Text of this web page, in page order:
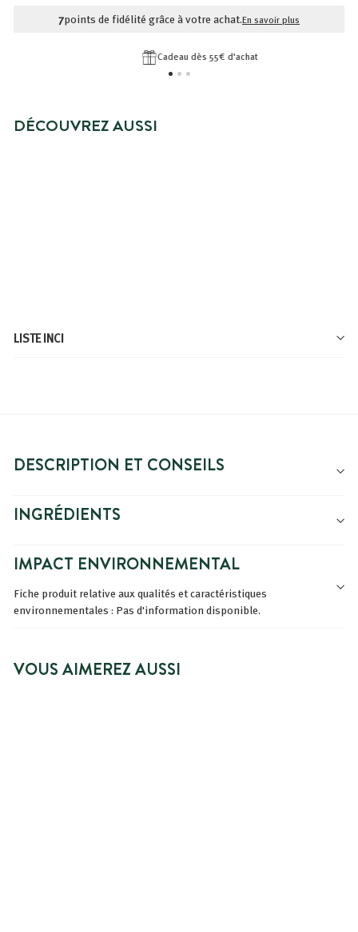
7points de fidélité grâce à votre achat.En savoir plus
Cadeau dès 55€ d'achat
DÉCOUVREZ AUSSI
LISTE INCI
DESCRIPTION ET CONSEILS
INGRÉDIENTS
IMPACT ENVIRONNEMENTAL
Fiche produit relative aux qualités et caractéristiques
environnementales : Pas d'information disponible.
VOUS AIMEREZ AUSSI